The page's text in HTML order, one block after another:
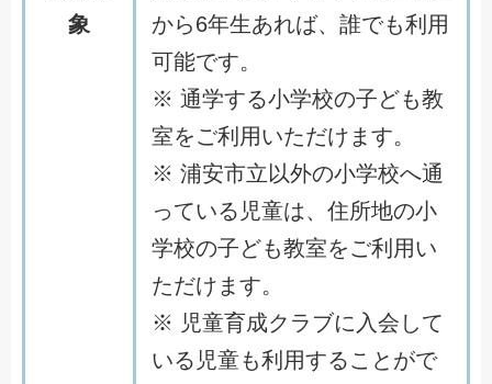
象
から6年生あれば、誰でも利用
可能です。
※ 通学する小学校の子ども教
室をご利用いただけます。
※ 浦安市立以外の小学校へ通
っている児童は、住所地の小
学校の子ども教室をご利用い
ただけます。
※ 児童育成クラブに入会して
いる児童も利用することがで